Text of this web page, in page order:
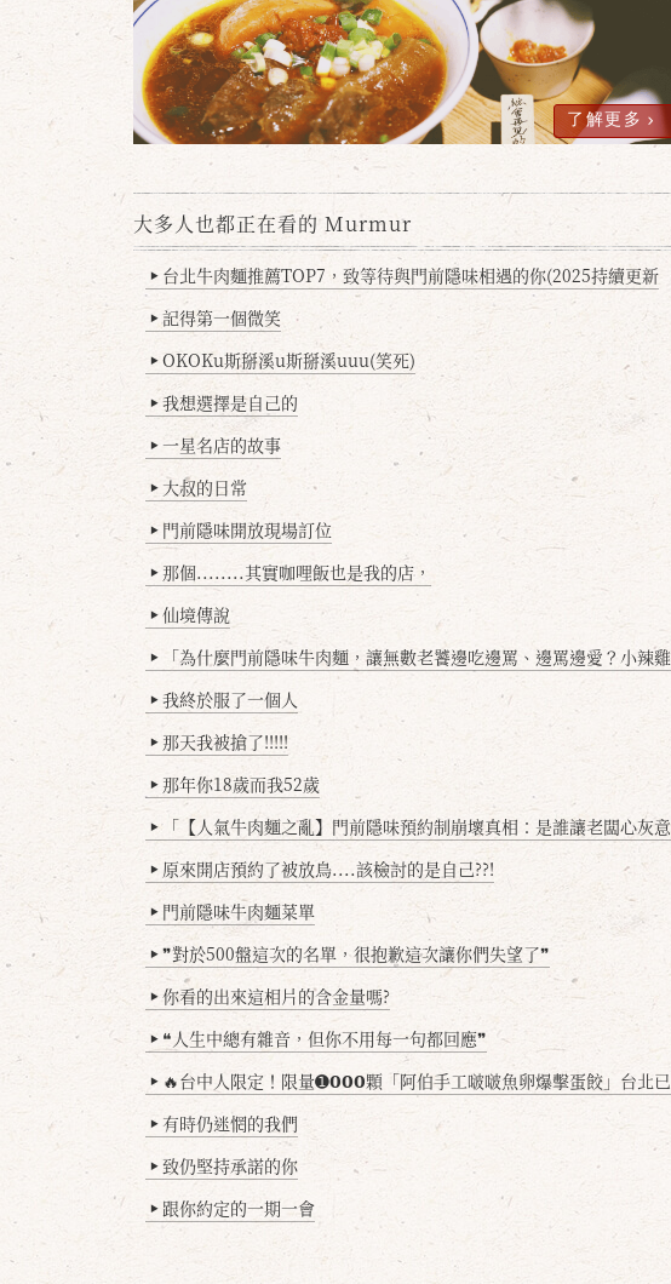
了解更多
大多人也都正在看的 Murmur
▶ 台北牛肉麵推薦TOP7，致等待與門前隱味相遇的你(2025持續更新
▶ 記得第一個微笑
▶ OKOKu斯掰溪u斯掰溪uuu(笑死)
▶ 我想選擇是自己的
▶ 一星名店的故事
▶ 大叔的日常
▶ 門前隱味開放現場訂位
▶ 那個........其實咖哩飯也是我的店，
▶ 仙境傳說
▶ 「為什麼門前隱味牛肉麵，讓無數老饕邊吃邊罵、邊罵邊愛？小辣雞揭密！」
▶ 我終於服了一個人
▶ 那天我被搶了!!!!!
▶ 那年你18歲而我52歲
▶ 「【人氣牛肉麵之亂】門前隱味預約制崩壞真相：是誰讓老闆心灰意冷？」
▶ 原來開店預約了被放鳥....該檢討的是自己??!
▶ 門前隱味牛肉麵菜單
▶ ❞對於500盤這次的名單，很抱歉這次讓你們失望了❞
▶ 你看的出來這相片的含金量嗎?
▶ ❝人生中總有雜音，但你不用每一句都回應❞
▶ 🔥台中人限定！限量➊𝟬𝟬𝟬顆「阿伯手工啵啵魚卵爆擊蛋餃」台北已被搶爆2萬顆，最後名額門前隱味只留給你！🥟💥
▶ 有時仍迷惘的我們
▶ 致仍堅持承諾的你
▶ 跟你約定的一期一會